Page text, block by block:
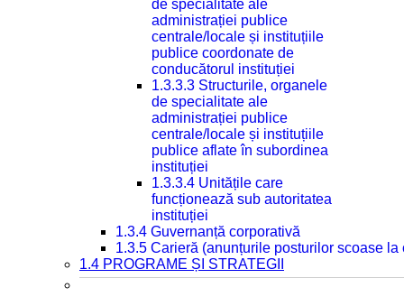
de specialitate ale
administrației publice
centrale/locale și instituțiile
publice coordonate de
conducătorul instituției
1.3.3.3 Structurile, organele
de specialitate ale
administrației publice
centrale/locale și instituțiile
publice aflate în subordinea
instituției
1.3.3.4 Unitățile care
funcționează sub autoritatea
instituției
1.3.4 Guvernanță corporativă
1.3.5 Carieră (anunțurile posturilor scoase la
1.4 PROGRAME ȘI STRATEGII